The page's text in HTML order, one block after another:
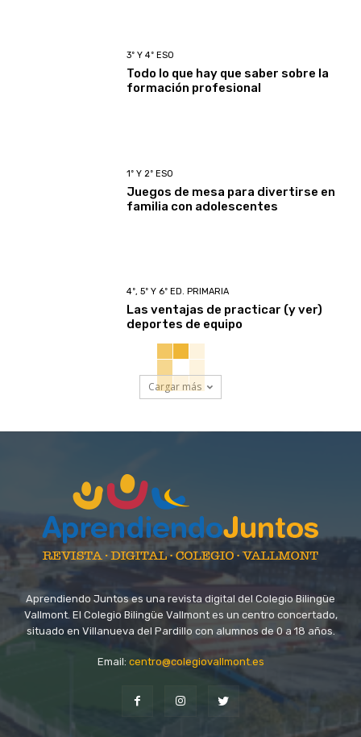
3º Y 4º ESO
Todo lo que hay que saber sobre la
formación profesional
1º Y 2º ESO
Juegos de mesa para divertirse en
familia con adolescentes
4º, 5º Y 6º ED. PRIMARIA
Las ventajas de practicar (y ver)
deportes de equipo
Cargar más
Aprendiendo Juntos es una revista digital del Colegio Bilingüe
Vallmont. El Colegio Bilingüe Vallmont es un centro concertado,
situado en Villanueva del Pardillo con alumnos de 0 a 18 años.
Email: centro@colegiovallmont.es